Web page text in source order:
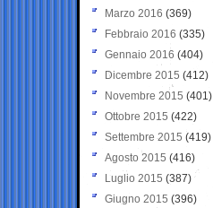
Marzo 2016 (369)
Febbraio 2016 (335)
Gennaio 2016 (404)
Dicembre 2015 (412)
Novembre 2015 (401)
Ottobre 2015 (422)
Settembre 2015 (419)
Agosto 2015 (416)
Luglio 2015 (387)
Giugno 2015 (396)